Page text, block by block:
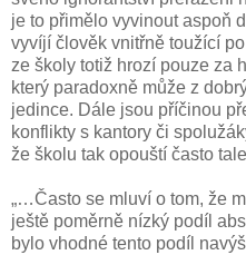
je to přimělo vyvinout aspoň
vyvíjí člověk vnitřně toužící
ze školy totiž hrozí pouze za
který paradoxně může z
jedince. Dále jsou příčinou
konflikty s kantory či
že školu tak opouští často
„…Často se mluví o tom, že
ještě poměrně nízký podíl
bylo vhodné tento podíl